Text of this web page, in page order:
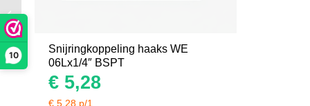
10
Snijringkoppeling haaks WE
06Lx1/4″ BSPT
€ 5,28
€ 5,28 p/1
BSPT